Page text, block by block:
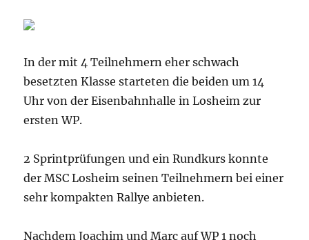
In der mit 4 Teilnehmern eher schwach
besetzten Klasse starteten die beiden um 14
Uhr von der Eisenbahnhalle in Losheim zur
ersten WP.
2 Sprintprüfungen und ein Rundkurs konnte
der MSC Losheim seinen Teilnehmern bei einer
sehr kompakten Rallye anbieten.
Nachdem Joachim und Marc auf WP 1 noch